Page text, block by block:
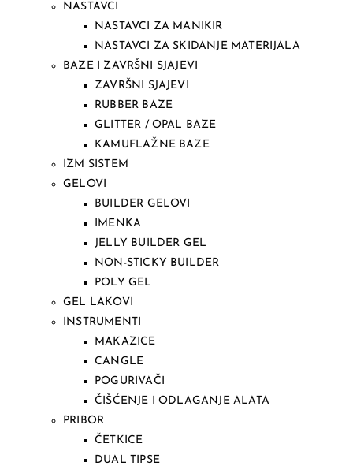
NASTAVCI
NASTAVCI ZA MANIKIR
NASTAVCI ZA SKIDANJE MATERIJALA
BAZE I ZAVRŠNI SJAJEVI
ZAVRŠNI SJAJEVI
RUBBER BAZE
GLITTER / OPAL BAZE
KAMUFLAŽNE BAZE
IZM SISTEM
GELOVI
BUILDER GELOVI
IMENKA
JELLY BUILDER GEL
NON-STICKY BUILDER
POLY GEL
GEL LAKOVI
INSTRUMENTI
MAKAZICE
CANGLE
POGURIVAČI
ČIŠĆENJE I ODLAGANJE ALATA
PRIBOR
ČETKICE
DUAL TIPSE